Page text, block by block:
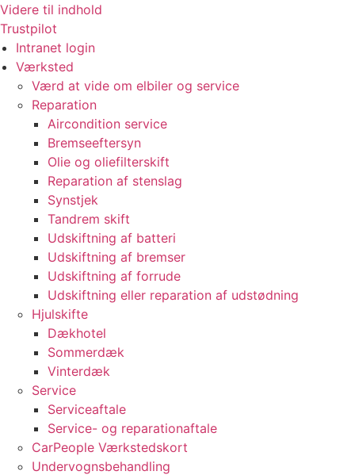
Videre til indhold
Trustpilot
Intranet login
Værksted
Værd at vide om elbiler og service
Reparation
Aircondition service
Bremseeftersyn
Olie og oliefilterskift
Reparation af stenslag
Synstjek
Tandrem skift
Udskiftning af batteri
Udskiftning af bremser
Udskiftning af forrude
Udskiftning eller reparation af udstødning
Hjulskifte
Dækhotel
Sommerdæk
Vinterdæk
Service
Serviceaftale
Service- og reparationaftale
CarPeople Værkstedskort
Undervognsbehandling